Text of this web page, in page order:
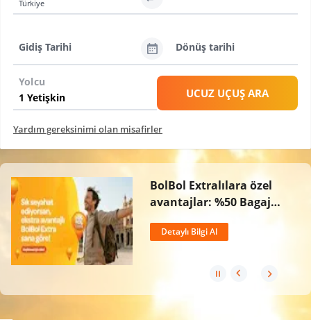
Türkiye
Gidiş Tarihi Dönüş tarihi
Yolcu
UCUZ UÇUŞ ARA
Yardım gereksinimi olan misafirler
BolBol Extralılara özel
avantajlar: %50 Bagaj
Hakkı ve 2 Kat BolPuan!
Detaylı Bilgi Al